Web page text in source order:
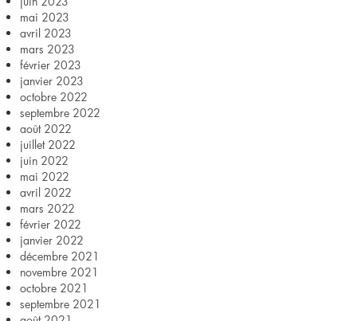
mai 2023
avril 2023
mars 2023
février 2023
janvier 2023
octobre 2022
septembre 2022
août 2022
juillet 2022
juin 2022
mai 2022
avril 2022
mars 2022
février 2022
janvier 2022
décembre 2021
novembre 2021
octobre 2021
septembre 2021